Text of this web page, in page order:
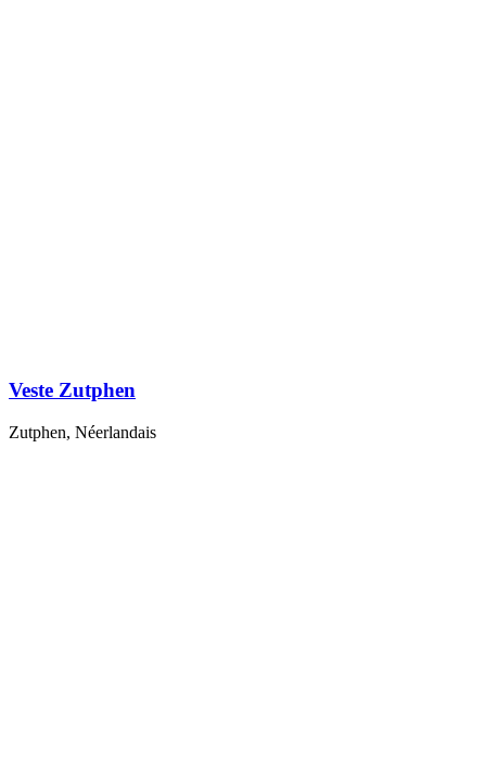
Veste Zutphen
Zutphen, Néerlandais